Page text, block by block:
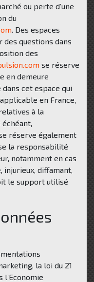
ou perte d’une
du
. Des espaces
questions dans
des
se réserve
en demeure
cet espace qui
en France,
à la
réserve également
la responsabilité
notamment en cas
injurieux, diffamant,
le support utilisé
la loi du 21
l’Economie